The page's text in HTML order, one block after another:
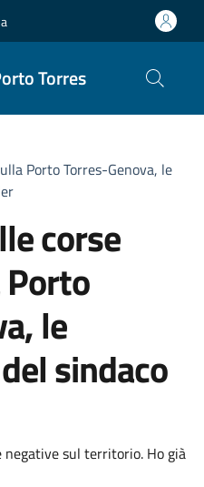
Torres
Porto Torres-Genova, le
corse
le
sindaco
negative sul territorio. Ho già